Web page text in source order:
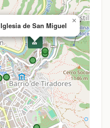
⛪
Iglesia de San Miguel
×